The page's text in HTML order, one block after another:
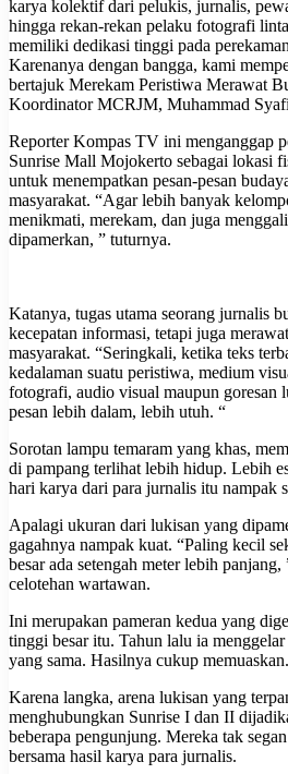
karya kolektif dari pelukis, jurnalis,
hingga rekan-rekan pelaku fotografi
memiliki dedikasi tinggi pada
Karenanya dengan bangga, kami
bertajuk Merekam Peristiwa Merawat
Koordinator MCRJM, Muhammad
Reporter Kompas TV ini menganggap
Sunrise Mall Mojokerto sebagai lokasi
untuk menempatkan pesan-pesan
masyarakat. “Agar lebih banyak
menikmati, merekam, dan juga
dipamerkan, ” tuturnya.
Katanya, tugas utama seorang jurnalis
kecepatan informasi, tetapi juga
masyarakat. “Seringkali, ketika teks
kedalaman suatu peristiwa, medium
fotografi, audio visual maupun goresan
pesan lebih dalam, lebih utuh. “
Sorotan lampu temaram yang khas,
di pampang terlihat lebih hidup. Lebih
hari karya dari para jurnalis itu nampak
Apalagi ukuran dari lukisan yang
gagahnya nampak kuat. “Paling kecil
besar ada setengah meter lebih
celotehan wartawan.
Ini merupakan pameran kedua yang
tinggi besar itu. Tahun lalu ia
yang sama. Hasilnya cukup memuaskan.
Karena langka, arena lukisan yang
menghubungkan Sunrise I dan II
beberapa pengunjung. Mereka tak
bersama hasil karya para jurnalis.